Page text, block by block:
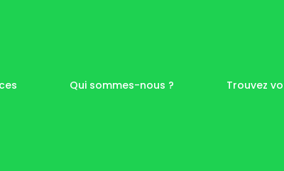
Qui sommes-nous ? Trouvez